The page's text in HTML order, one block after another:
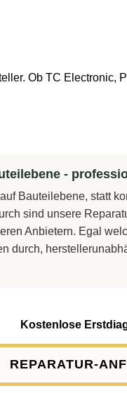
Ob TC Electronic,
-
Bauteilebene, statt
sind unsere
Anbietern. Egal
durch,
Kostenlose
REPARATUR-